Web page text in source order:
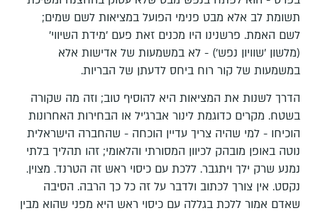
תשומת לב אלא מבט פנימי הפועל במציאות לשם שמים;
לשם האמת. פרשנינו היו מכנים זאת פעם 'מידת השיווי'
(מלשון 'שוויון נפש') - לא במשמעות של אדישות אלא
במשמעות של קור רוח ביחס לדעתן של הבריות.
הדרך לשנות את המציאות היא להוסיף טוב; וזה מה שקורה
בשטח. מקרים כדוגמת לינור אברג'יל או הבחירות האחרונות
הוכיחו - למי שהיה צריך עדיין הוכחה - שהחברה הישראלית
נוטה באופן מובהק לכיוון המסורתי והלאומי; זהו תהליך בלתי
נמנע שרק ילך ויתגבר. ללכת עם כיסוי ראש זה הטרנד. מצוין.
נקסט. אין צורך לכתוב ולדבר על זה כל כך הרבה. הסיבה
שאדם אמור ללכת בגללה עם כיסוי ראש היא מפני שהוא מבין